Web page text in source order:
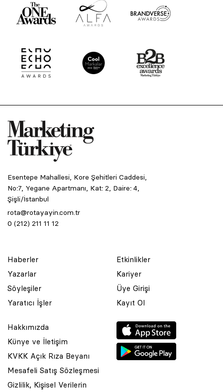
Esentepe Mahallesi, Kore Şehitleri Caddesi,
No:7, Yegane Apartmanı, Kat: 2, Daire: 4,
Şişli/İstanbul
rota@rotayayin.com.tr
0 (212) 211 11 12
Haberler
Yazarlar
Söyleşiler
Yaratıcı İşler
Etkinlikler
Kariyer
Üye Girişi
Kayıt Ol
Hakkımızda
Künye ve İletişim
KVKK Açık Rıza Beyanı
Mesafeli Satış Sözleşmesi
Gizlilik, Kişisel Verilerin